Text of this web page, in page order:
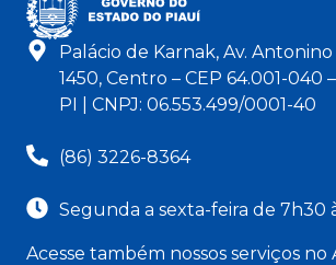
Palácio de Karnak, Av.
1450, Centro – CEP 64.001-040
PI | CNPJ: 06.553.499/0001-40
(86) 3226-8364
Segunda a sexta-feira de 7h30
Acesse também nossos serviços no